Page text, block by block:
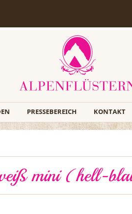
PRESSEBEREICH KONTAKT
mini (hell-